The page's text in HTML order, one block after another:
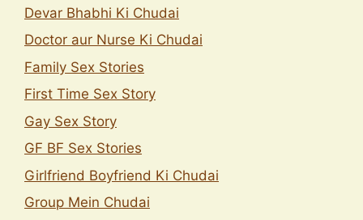
Devar Bhabhi Ki Chudai
Doctor aur Nurse Ki Chudai
Family Sex Stories
First Time Sex Story
Gay Sex Story
GF BF Sex Stories
Girlfriend Boyfriend Ki Chudai
Group Mein Chudai